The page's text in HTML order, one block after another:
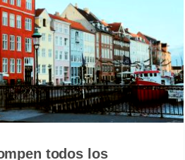
todos los